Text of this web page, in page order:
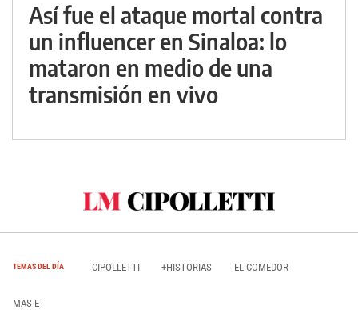
Así fue el ataque mortal contra
un influencer en Sinaloa: lo
mataron en medio de una
transmisión en vivo
TEMAS DEL DÍA CIPOLLETTI +HISTORIAS EL COMEDOR
MAS E